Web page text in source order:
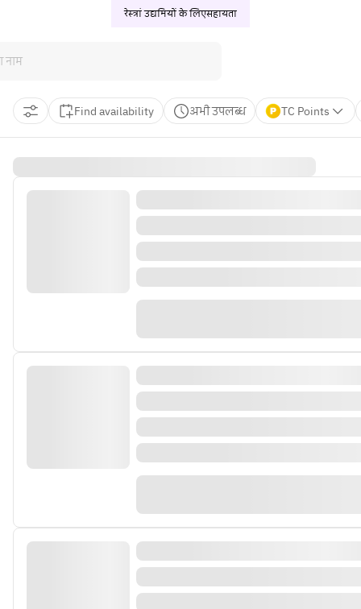
रेस्त्रां उद्यमियों के लिएसहायता
Find availability अभी उपलब्ध TC Points